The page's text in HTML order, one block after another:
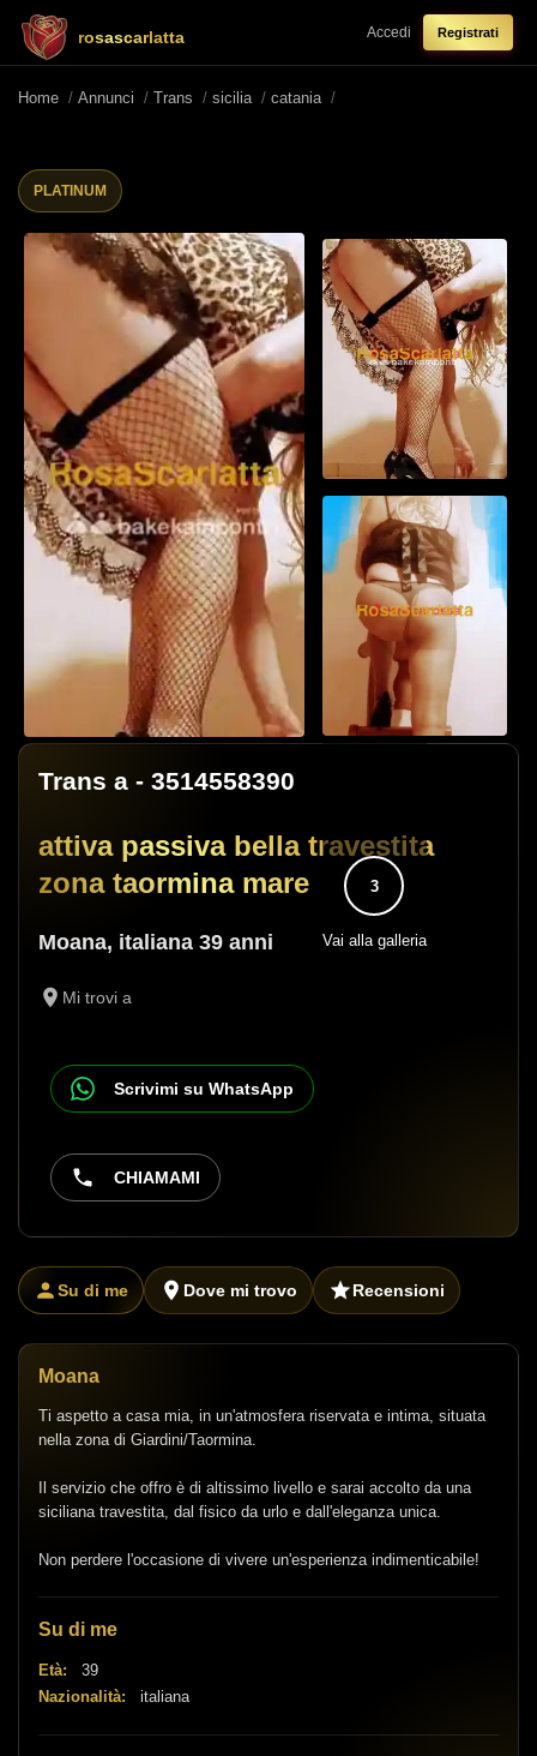
rosascarlatta Accedi Registrati
Home / Annunci / Trans / sicilia / catania /
Trans a - 3514558390
attiva passiva bella travestita
zona taormina mare
Moana, italiana 39 anni
Mi trovi a
Scrivimi su WhatsApp
CHIAMAMI
PLATINUM
3
Vai alla galleria
Su di me Dove mi trovo Recensioni
Moana
Ti aspetto a casa mia, in un'atmosfera riservata e intima, situata
nella zona di Giardini/Taormina.
Il servizio che offro è di altissimo livello e sarai accolto da una
siciliana travestita, dal fisico da urlo e dall'eleganza unica.
Non perdere l'occasione di vivere un'esperienza indimenticabile!
Su di me
Età:
39
Nazionalità:
italiana